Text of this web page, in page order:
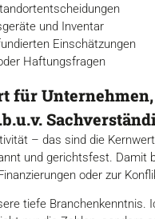
und Inventar
Einschätzungen
Haftungsfragen
für
– das sind die
und gerichtsfest.
oder zur
tiefe